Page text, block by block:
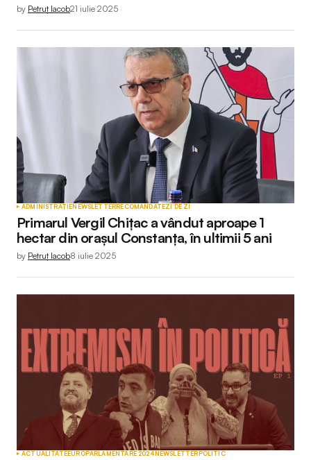
by Petruț Iacob21 iulie 2025
ADMINISTRAȚIENEWSLETTERRECOMANDATEZI DE ZI
Primarul Vergil Chițac a vândut aproape 1
hectar din orașul Constanța, în ultimii 5 ani
by Petruț Iacob8 iulie 2025
ACTUALITATEEUROPARLAMENTARE 2024NEWSLETTERPOLITIC